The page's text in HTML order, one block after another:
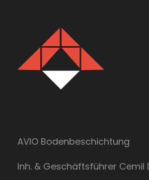
AVIO Bodenbeschichtung
Inh. & Geschäftsführer Cemil